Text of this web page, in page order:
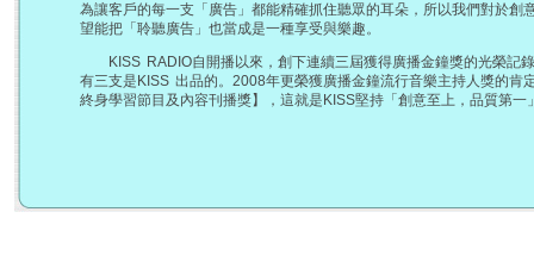
為讓客戶的每一支「廣告」都能精確抓住聽眾的耳朵，所以我們對於創
望能把「聆聽廣告」也當成是一種享受與樂趣。
KISS RADIO自開播以來，創下連續三屆獲得廣播金鐘獎的光榮記
有三支是KISS 出品的。2008年更榮獲廣播金鐘流行音樂主持人獎的肯
終身學習節目及內容刊播獎】，這就是KISS堅持「創意至上，品質第一